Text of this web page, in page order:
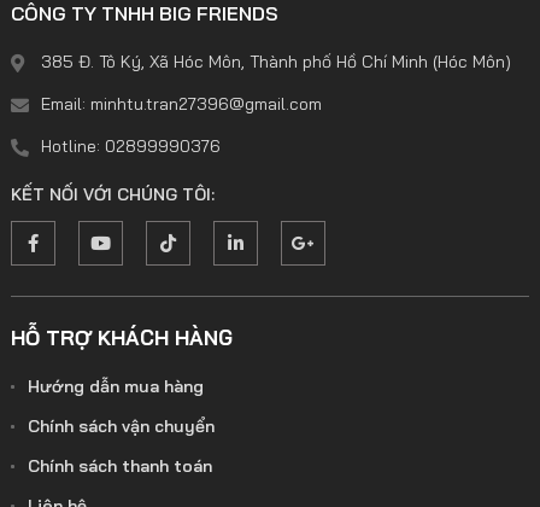
CÔNG TY TNHH BIG FRIENDS
385 Đ. Tô Ký, Xã Hóc Môn, Thành phố Hồ Chí Minh (Hóc Môn)
Email: minhtu.tran27396@gmail.com
Hotline: 02899990376
KẾT NỐI VỚI CHÚNG TÔI:
HỖ TRỢ KHÁCH HÀNG
Hướng dẫn mua hàng
Chính sách vận chuyển
Chính sách thanh toán